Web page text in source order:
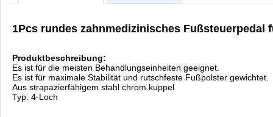
1Pcs rundes zahnmedizinisches Fußsteuerpedal
Produktbeschreibung:
Es ist für die meisten Behandlungseinheiten geeignet.
Es ist für maximale Stabilität und rutschfeste Fußpolster gewichtet.
Aus strapazierfähigem stahl chrom kuppel
Typ: 4-Loch